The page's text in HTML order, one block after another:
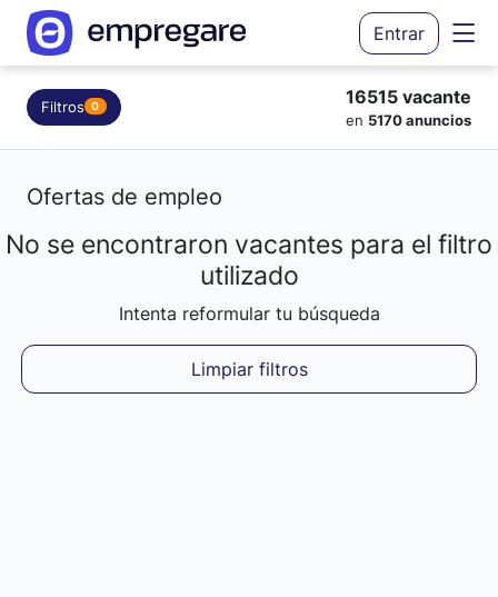
Entrar
Filtros 0 16515 vacante
en 5170 anuncios
Ofertas de empleo
Cargando resultados...
No se encontraron vacantes para el filtro
utilizado
Intenta reformular tu búsqueda
Limpiar filtros